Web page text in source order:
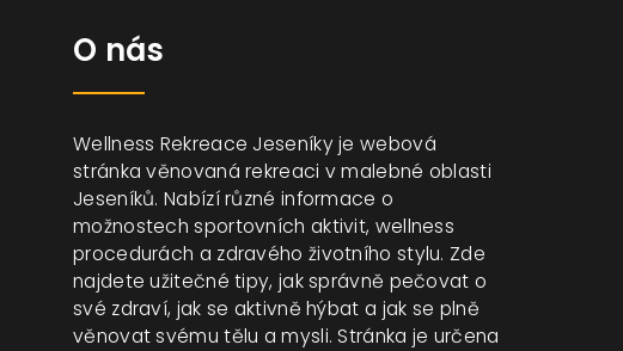
O nás
Wellness Rekreace Jeseníky je webová
stránka věnovaná rekreaci v malebné oblasti
Jeseníků. Nabízí různé informace o
možnostech sportovních aktivit, wellness
procedurách a zdravého životního stylu. Zde
najdete užitečné tipy, jak správně pečovat o
své zdraví, jak se aktivně hýbat a jak se plně
věnovat svému tělu a mysli. Stránka je určena